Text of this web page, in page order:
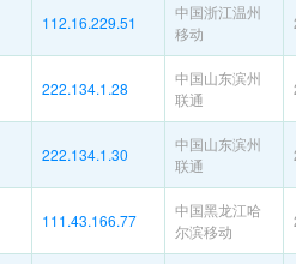
112.16.229.51
中国浙江温州
移动
222.134.1.28
中国山东滨州
联通
222.134.1.30
中国山东滨州
联通
111.43.166.77
中国黑龙江哈
尔滨移动